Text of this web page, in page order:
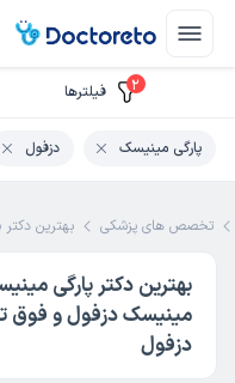
تخصص های پزشکی بهترین دکتر
بهترین دکتر پارگی
مینیسک دزفول و
دزفول
2 فیلتر‌ها
پارگی مینیسک دزفول